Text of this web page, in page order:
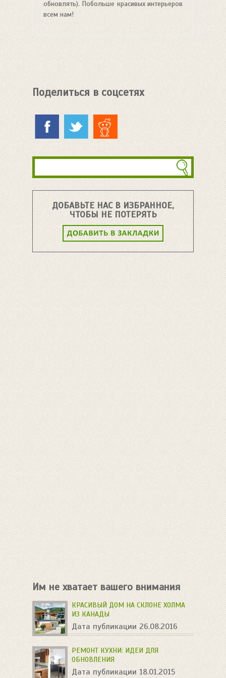
обновлять). Побольше красивых интерьеров
всем нам!
Поделиться в соцсетях
ДОБАВЬТЕ НАС В ИЗБРАННОЕ,
ЧТОБЫ НЕ ПОТЕРЯТЬ
Им не хватает вашего внимания
КРАСИВЫЙ ДОМ НА СКЛОНЕ ХОЛМА
ИЗ КАНАДЫ
Дата публикации 26.08.2016
РЕМОНТ КУХНИ: ИДЕИ ДЛЯ
ОБНОВЛЕНИЯ
Дата публикации 18.01.2015